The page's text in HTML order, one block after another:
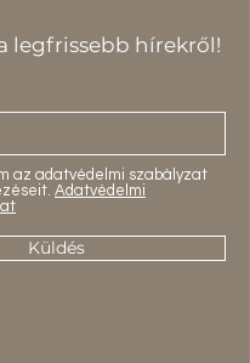
legfrissebb hírekről!
az adatvédelmi szabályzat
Adatvédelmi
Küldés